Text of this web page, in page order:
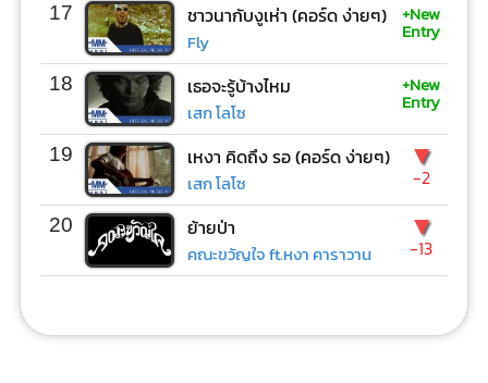
17 ชาวนากับงูเห่า (คอร์ด ง่ายๆ)
Fly
+New
Entry
18 เธอจะรู้บ้างไหม
เสก โลโซ
+New
Entry
19 เหงา คิดถึง รอ (คอร์ด ง่ายๆ)
เสก โลโซ
▼
-2
20 ย้ายป่า
คณะขวัญใจ ft.หงา คาราวาน
▼
-13